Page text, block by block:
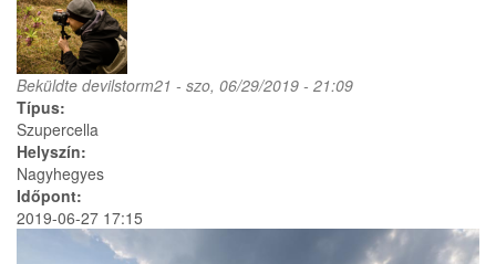
Beküldte devilstorm21 - szo, 06/29/2019 - 21:09
Típus:
Szupercella
Helyszín:
Nagyhegyes
Időpont:
2019-06-27 17:15